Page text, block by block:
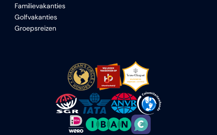
Familievakanties
Golfvakanties
Groepsreizen